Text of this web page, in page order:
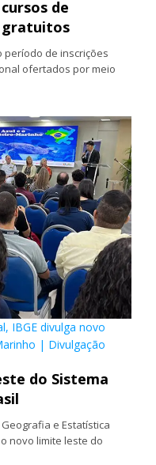
de
gratuitos
período de inscrições
ofertados por meio
IBGE divulga novo
| Divulgação
do Sistema
e Estatística
novo limite leste do